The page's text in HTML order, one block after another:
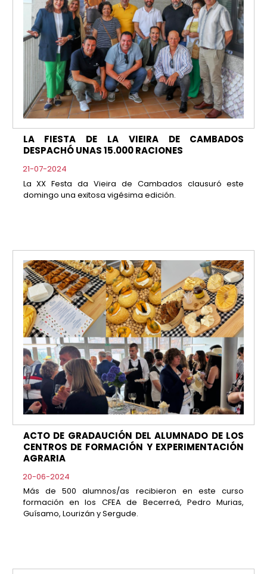
LA FIESTA DE LA VIEIRA DE CAMBADOS
DESPACHÓ UNAS 15.000 RACIONES
21-07-2024
La XX Festa da Vieira de Cambados clausuró este
domingo una exitosa vigésima edición.
ACTO DE GRADAUCIÓN DEL ALUMNADO DE LOS
CENTROS DE FORMACIÓN Y EXPERIMENTACIÓN
AGRARIA
20-06-2024
Más de 500 alumnos/as recibieron en este curso
formación en los CFEA de Becerreá, Pedro Murias,
Guísamo, Lourizán y Sergude.